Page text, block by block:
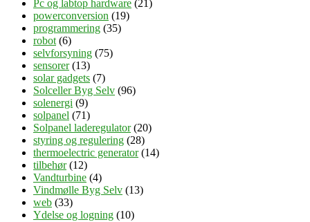
Pc og labtop hardware (21)
powerconversion (19)
programmering (35)
robot (6)
selvforsyning (75)
sensorer(13)
solar gadgets (7)
Solceller Byg Selv (96)
solenergi (9)
solpanel (71)
Solpanel laderegulator(20)
styring og regulering (28)
thermoelectric generator(14)
tilbehør(12)
Vandturbine (4)
Vindmølle Byg Selv (13)
web (33)
Ydelse og logning (10)